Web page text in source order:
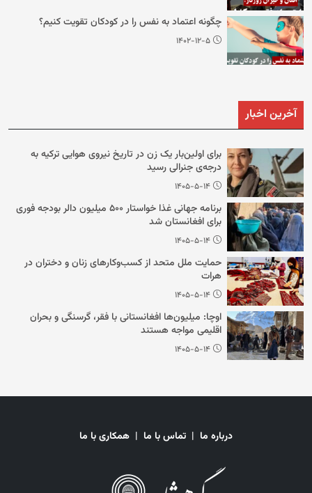
چگونه اعتماد به نفس را در کودکان تقویت کنیم؟
۱۴۰۲-۱۲-۵
آخرین اخبار
برای اولین‌بار یک زن در تاریخ نیروی هوایی ترکیه به
درجه‌ی جنرالی رسید
۱۴۰۵-۵-۱۴
برنامه جهانی غذا خواستار ۵۰۰ میلیون دالر بودجه فوری
برای افغانستان شد
۱۴۰۵-۵-۱۴
حمایت ملل متحد از کسب‌وکارهای زنان و دختران در
هرات
۱۴۰۵-۵-۱۴
اوچا: میلیون‌ها افغانستانی با فقر، گرسنگی و بحران
اقلیمی مواجه هستند
۱۴۰۵-۵-۱۴
درباره ما | تماس با ما | همکاری با ما